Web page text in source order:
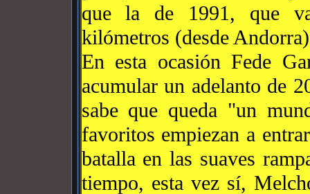
que la de 1991, que
kilómetros (desde
En esta ocasión Fede
acumular un adelanto de
sabe que queda "un
favoritos empiezan a
batalla en las suaves
tiempo, esta vez sí,